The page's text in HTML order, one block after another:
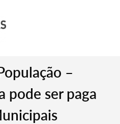
–
pode ser paga